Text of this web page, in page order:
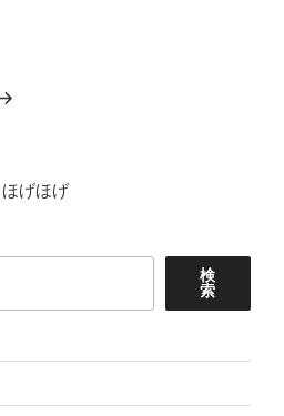
ほげほげ
検
索